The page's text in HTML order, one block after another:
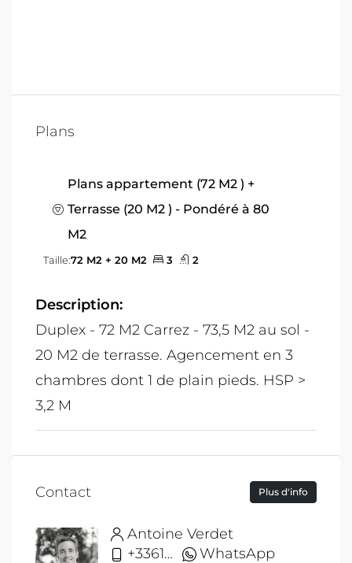
Plans
Plans appartement (72 M2 ) +
Terrasse (20 M2 ) - Pondéré à 80
M2
Taille:72 M2 + 20 M2 3 2
Description:
Duplex - 72 M2 Carrez - 73,5 M2 au sol -
20 M2 de terrasse. Agencement en 3
chambres dont 1 de plain pieds. HSP >
3,2 M
Contact Plus d'info
Antoine Verdet
+33612691215
WhatsApp